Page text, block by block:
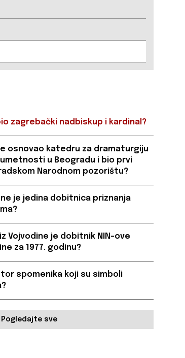
zagrebački nadbiskup i kardinal?
osnovao katedru za dramaturgiju
u Beogradu i bio prvi
Narodnom pozorištu?
je jedina dobitnica priznanja
Vojvodine je dobitnik NIN-ove
za 1977. godinu?
spomenika koji su simboli
Pogledajte sve